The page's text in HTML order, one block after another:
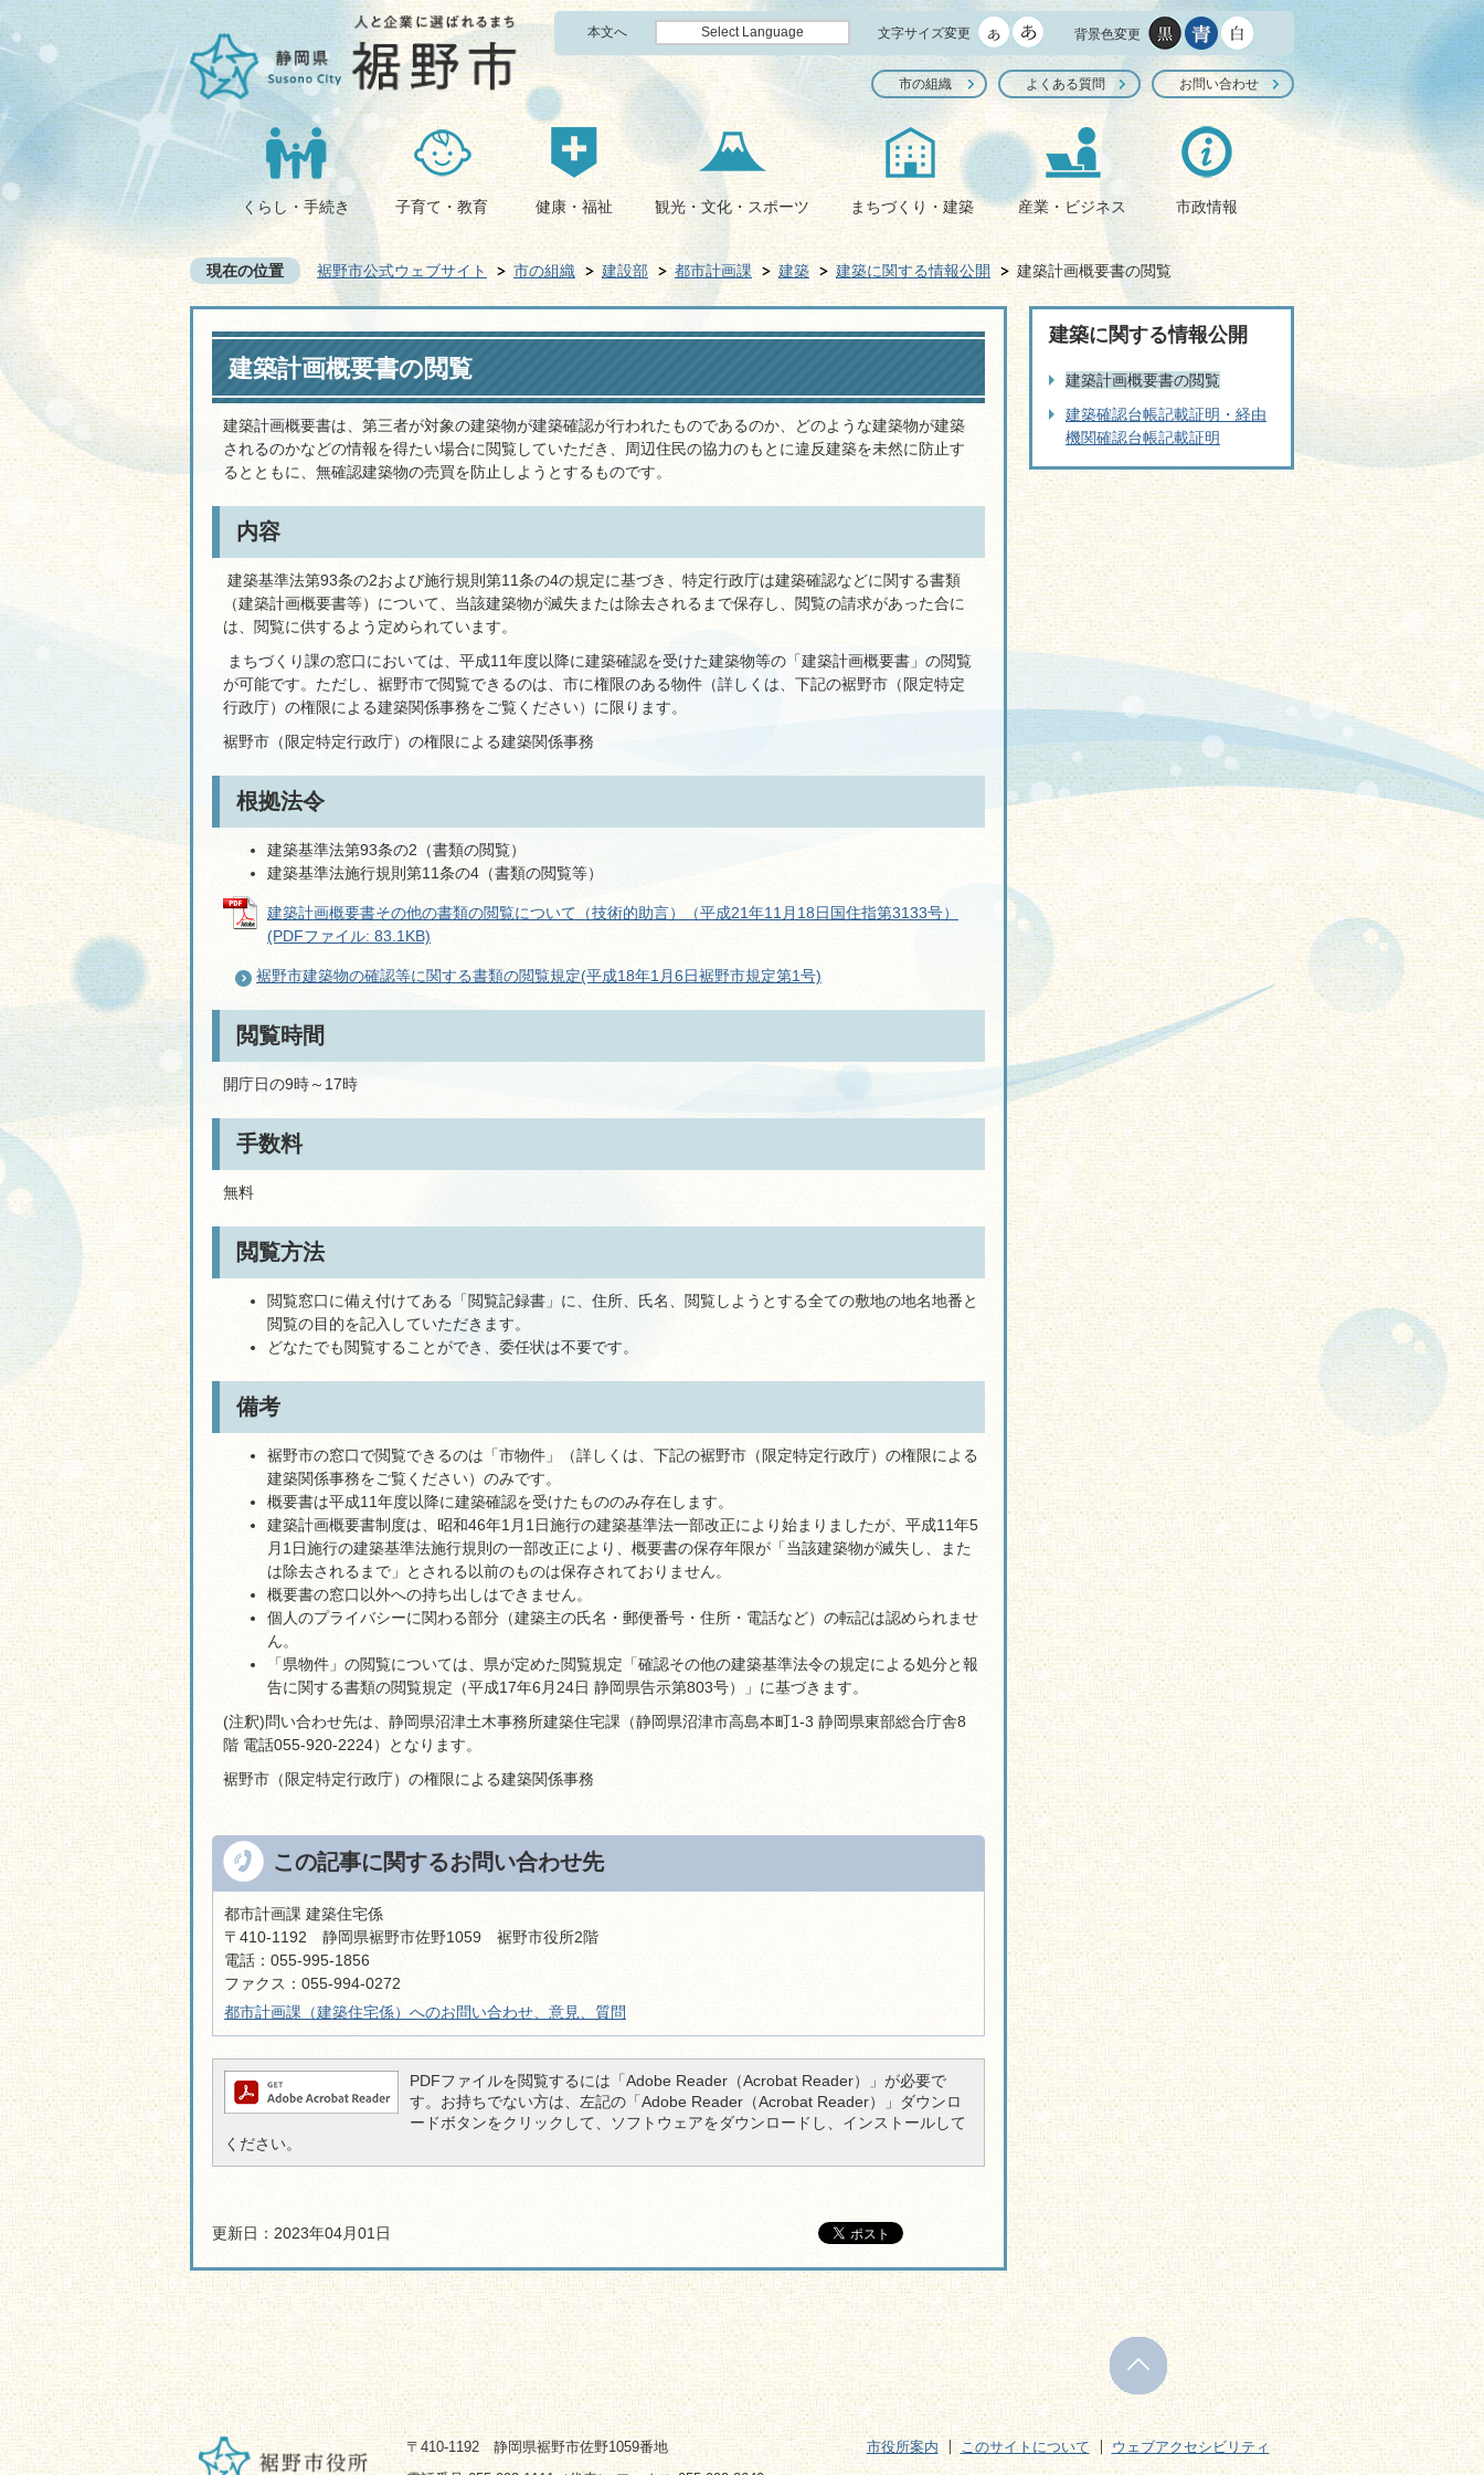
本文へ Select Language 文字サイズ変更 背景色変更
市の組織 よくある質問 お問い合わせ
くらし・手続き 子育て・教育 健康・福祉 観光・文化・スポーツ まちづくり・建築 産業・ビジネス 市政情報
現在の位置 裾野市公式ウェブサイト 市の組織 建設部 都市計画課 建築 建築に関する情報公開 建築計画概要書の閲覧
建築計画概要書の閲覧
建築計画概要書は、第三者が対象の建築物が建築確認が行われたものであるのか、どのような建築物が建築
されるのかなどの情報を得たい場合に閲覧していただき、周辺住民の協力のもとに違反建築を未然に防止す
るとともに、無確認建築物の売買を防止しようとするものです。
内容
建築基準法第93条の2および施行規則第11条の4の規定に基づき、特定行政庁は建築確認などに関する書類
（建築計画概要書等）について、当該建築物が滅失または除去されるまで保存し、閲覧の請求があった合に
は、閲覧に供するよう定められています。
まちづくり課の窓口においては、平成11年度以降に建築確認を受けた建築物等の「建築計画概要書」の閲覧
が可能です。ただし、裾野市で閲覧できるのは、市に権限のある物件（詳しくは、下記の裾野市（限定特定
行政庁）の権限による建築関係事務をご覧ください）に限ります。
裾野市（限定特定行政庁）の権限による建築関係事務
根拠法令
建築基準法第93条の2（書類の閲覧）
建築基準法施行規則第11条の4（書類の閲覧等）
建築計画概要書その他の書類の閲覧について（技術的助言）（平成21年11月18日国住指第3133号）
(PDFファイル: 83.1KB)
裾野市建築物の確認等に関する書類の閲覧規定(平成18年1月6日裾野市規定第1号)
閲覧時間
開庁日の9時～17時
手数料
無料
閲覧方法
閲覧窓口に備え付けてある「閲覧記録書」に、住所、氏名、閲覧しようとする全ての敷地の地名地番と
閲覧の目的を記入していただきます。
どなたでも閲覧することができ、委任状は不要です。
備考
裾野市の窓口で閲覧できるのは「市物件」（詳しくは、下記の裾野市（限定特定行政庁）の権限による
建築関係事務をご覧ください）のみです。
概要書は平成11年度以降に建築確認を受けたもののみ存在します。
建築計画概要書制度は、昭和46年1月1日施行の建築基準法一部改正により始まりましたが、平成11年5
月1日施行の建築基準法施行規則の一部改正により、概要書の保存年限が「当該建築物が滅失し、また
は除去されるまで」とされる以前のものは保存されておりません。
概要書の窓口以外への持ち出しはできません。
個人のプライバシーに関わる部分（建築主の氏名・郵便番号・住所・電話など）の転記は認められませ
ん。
「県物件」の閲覧については、県が定めた閲覧規定「確認その他の建築基準法令の規定による処分と報
告に関する書類の閲覧規定（平成17年6月24日 静岡県告示第803号）」に基づきます。
(注釈)問い合わせ先は、静岡県沼津土木事務所建築住宅課（静岡県沼津市高島本町1-3 静岡県東部総合庁舎8
階 電話055-920-2224）となります。
裾野市（限定特定行政庁）の権限による建築関係事務
この記事に関するお問い合わせ先
都市計画課 建築住宅係
〒410-1192 静岡県裾野市佐野1059 裾野市役所2階
電話：055-995-1856
ファクス：055-994-0272
都市計画課（建築住宅係）へのお問い合わせ、意見、質問
PDFファイルを閲覧するには「Adobe Reader（Acrobat Reader）」が必要で
す。お持ちでない方は、左記の「Adobe Reader（Acrobat Reader）」ダウンロ
ードボタンをクリックして、ソフトウェアをダウンロードし、インストールして
ください。
更新日：2023年04月01日
建築に関する情報公開
建築計画概要書の閲覧
建築確認台帳記載証明・経由
機関確認台帳記載証明
〒410-1192 静岡県裾野市佐野1059番地
市役所案内 このサイトについて ウェブアクセシビリティ